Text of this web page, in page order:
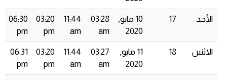
الأحد 17
10 مايو,
2020
03:28
am
11:44
am
03:20
pm
06:30
pm
الاثنين 18
11 مايو,
2020
03:27
am
11:44
am
03:20
pm
06:31
pm